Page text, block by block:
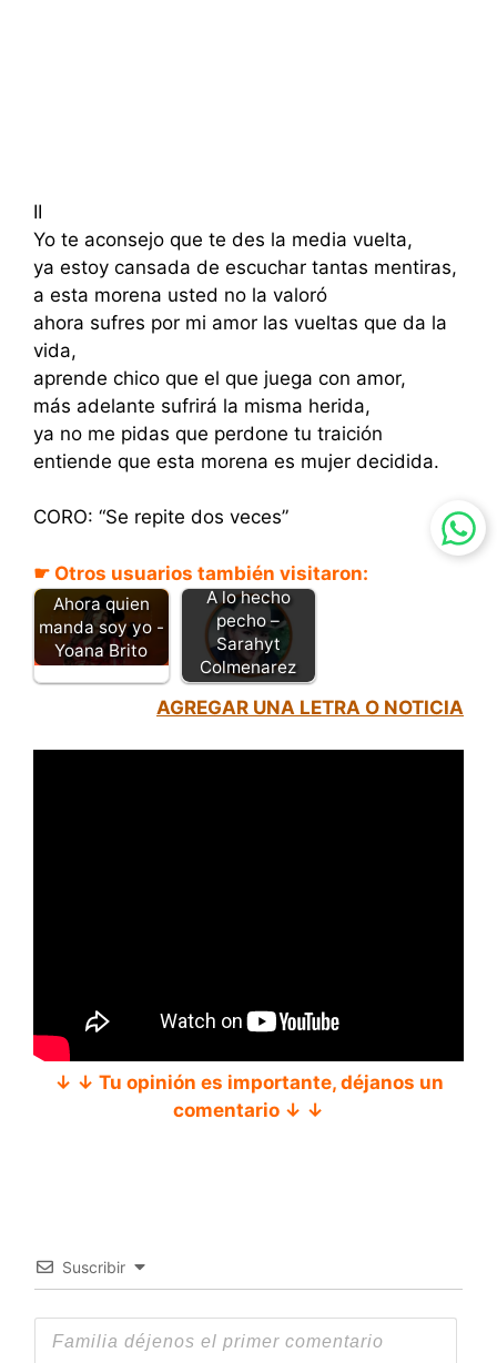
II
Yo te aconsejo que te des la media vuelta,
ya estoy cansada de escuchar tantas mentiras,
a esta morena usted no la valoró
ahora sufres por mi amor las vueltas que da la
vida,
aprende chico que el que juega con amor,
más adelante sufrirá la misma herida,
ya no me pidas que perdone tu traición
entiende que esta morena es mujer decidida.
CORO: “Se repite dos veces”
☛ Otros usuarios también visitaron:
Ahora quien
manda soy yo -
Yoana Brito
A lo hecho
pecho –
Sarahyt
Colmenarez
AGREGAR UNA LETRA O NOTICIA
↓ ↓ Tu opinión es importante, déjanos un
comentario ↓ ↓
Suscribir